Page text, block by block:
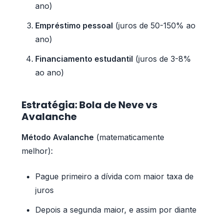
ano)
Empréstimo pessoal (juros de 50-150% ao
ano)
Financiamento estudantil (juros de 3-8%
ao ano)
Estratégia: Bola de Neve vs
Avalanche
Método Avalanche (matematicamente
melhor):
Pague primeiro a dívida com maior taxa de
juros
Depois a segunda maior, e assim por diante